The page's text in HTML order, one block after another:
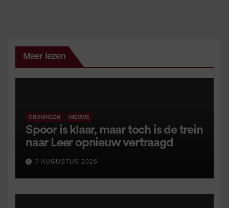
Meer lezen
GRONINGEN NIEUWS
Spoor is klaar, maar toch is de trein
naar Leer opnieuw vertraagd
7 AUGUSTUS 2026